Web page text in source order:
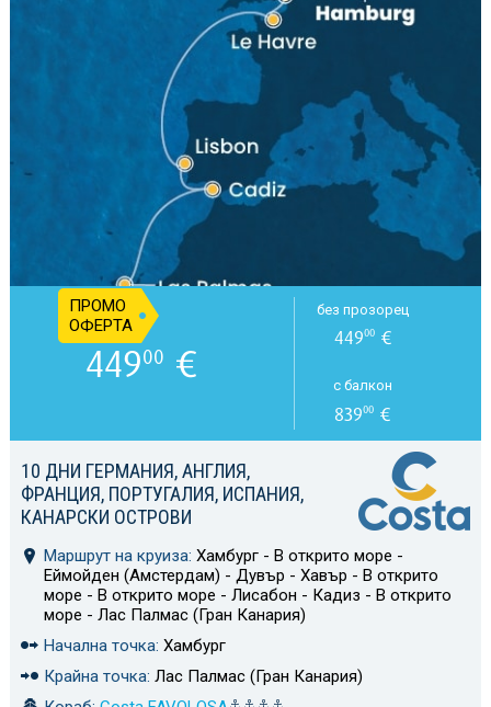
10 ДНИ ГЕРМАНИЯ, АНГЛИЯ,
ФРАНЦИЯ, ПОРТУГАЛИЯ, ИСПАНИЯ,
КАНАРСКИ ОСТРОВИ
Маршрут на круиза: Хамбург - В открито море -
Еймойден (Амстердам) - Дувър - Хавър - В открито
море - В открито море - Лисабон - Кадиз - В открито
море - Лас Палмас (Гран Канария)
Начална точка: Хамбург
Крайна точка: Лас Палмас (Гран Канария)
44900 €
ПРОМО
ОФЕРТА
без прозорец
44900€
с балкон
83900 €